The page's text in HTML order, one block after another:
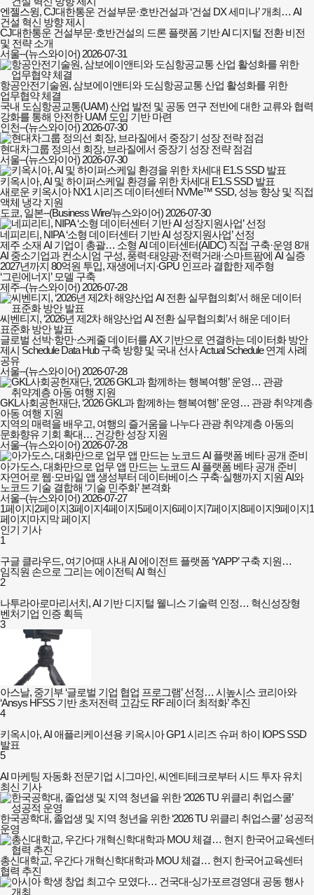
엔젤스윙, CJ대한통운 건설부문·호반건설과 ‘건설 DX 세미나’ 개최… AI
건설 혁신 방향 제시
CJ대한통운 건설부문·호반건설의 드론 플랫폼 기반 AI 디지털 전환 비전
및 전략 소개
서울--(뉴스와이어) 2026-07-31
항공안전기술원, 삼보에이앤티와 도심항공교통 산업 활성화를 위한
업무협약 체결
국내 도심항공교통(UAM) 산업 발전 및 공동 연구 전반에 대한 교류와 협력
강화를 통해 안전한 UAM 도입 기반 마련
인천--(뉴스와이어) 2026-07-30
현대차그룹 정의선 회장, 브라질에서 중장기 성장 전략 점검
서울--(뉴스와이어) 2026-07-30
키옥시아, AI 및 하이퍼스케일 환경을 위한 차세대 E1.S SSD 발표
새로운 키옥시아 NX1 시리즈 데이터센터 NVMe™ SSD, 성능 향상 및 직접
액체 냉각 지원
도쿄, 일본--(Business Wire/뉴스와이어) 2026-07-30
네피리티, NIPA ‘소형 데이터센터 기반 AI 성장지원사업’ 선정
제주 소재 AI 기업이 총괄… 소형 AI 데이터센터(AIDC) 직접 구축·운영 8개
AI 중소기업과 컨소시엄 구성, 풍력·태양광·전력거래·스마트팜에 AI 실증
2027년까지 80억원 투입, 재생에너지·GPU 인프라 결합한 제주형
‘그린에너지’ 모델 구축
제주--(뉴스와이어) 2026-07-28
씨벤티지, ‘2026년 제2차 해양산업 AI 전환 실무협의회’서 해운 데이터
표준화 방안 발표
글로벌 선박·항만·스케줄 데이터를 AX 기반으로 연결하는 데이터화 방안
제시 Schedule Data Hub 구축 방향 및 국내 선사 Actual Schedule 연계 사례
공유
서울--(뉴스와이어) 2026-07-28
GKL사회공헌재단, ‘2026 GKL과 함께하는 행복여행’ 운영… 관광 취약계층
아동 여행 지원
지역의 매력을 배우고, 여행의 즐거움을 나누다 관광 취약계층 아동의
문화향유 기회 확대… 건강한 성장 지원
서울--(뉴스와이어) 2026-07-28
아가도스, 대화만으로 업무 앱 만드는 노코드 AI 플랫폼 베타 공개 준비
자연어로 웹·모바일 앱 생성부터 데이터베이스 구축·실행까지 지원 AI와
노코드 기술 결합해 ‘기술 민주화’ 본격화
서울--(뉴스와이어) 2026-07-27
1페이지2페이지3페이지4페이지5페이지6페이지7페이지8페이지9페이지
페이지마지막 페이지
인기 기사
1
구글 클라우드, 여기어때 사내 AI 에이전트 플랫폼 ‘YAPP’ 구축 지원…
임직원 손으로 그리는 에이전틱 AI 혁신
2
나투라아로마리서치, AI 기반 디지털 웰니스 기술력 인정… 혁신성장형
벤처기업 인증 획득
3
아스날, 중기부 ‘글로벌 기업 협업 프로그램’ 선정… 시높시스 코리아와
‘Ansys HFSS 기반 초저전력 고감도 RF 레이더 최적화’ 추진
4
키옥시아, AI 애플리케이션용 키옥시아 GP1 시리즈 슈퍼 하이 IOPS SSD
발표
5
AI 마케팅 자동화 전문기업 시그마인, 씨엔티테크로부터 시드 투자 유치
최신 기사
한국공학대, 졸업생 및 지역 청년을 위한 ‘2026 TU 위클리 취업스쿨’ 성공적
운영
총신대학교, 우간다 개혁신학대학과 MOU 체결… 현지 한국어교육센터
협력 추진